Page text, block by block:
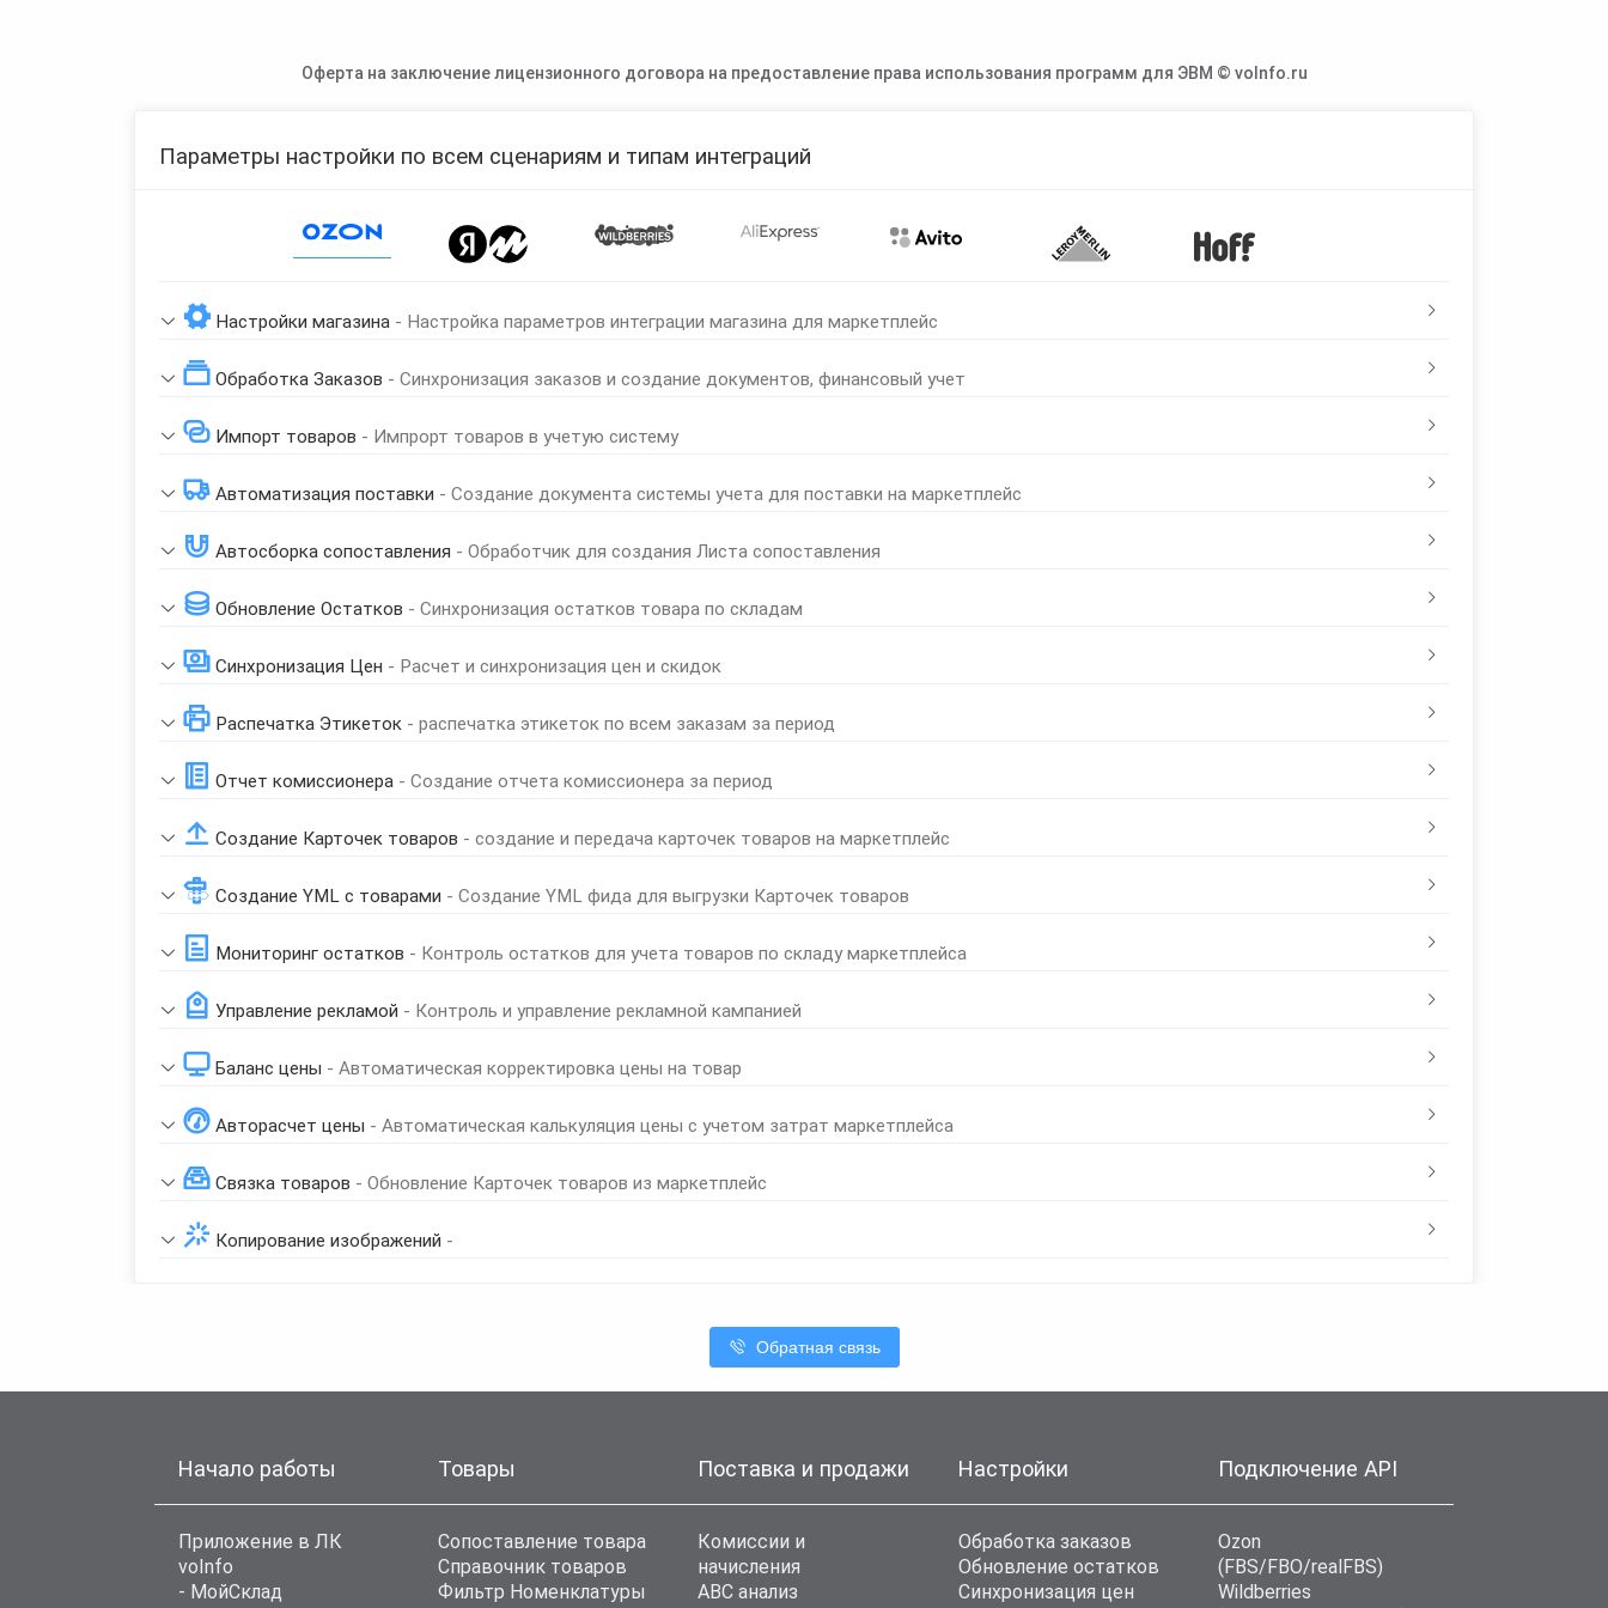
Оферта на заключение лицензионного договора на предоставление права использования программ для ЭВМ © voInfo.ru
Параметры настройки по всем сценариям и типам интеграций
Настройки магазина - Настройка параметров интеграции магазина для маркетплейс
Обработка Заказов - Синхронизация заказов и создание документов, финансовый учет
Импорт товаров - Импрорт товаров в учетую систему
Автоматизация поставки - Создание документа системы учета для поставки на маркетплейс
Автосборка сопоставления - Обработчик для создания Листа сопоставления
Обновление Остатков - Синхронизация остатков товара по складам
Синхронизация Цен - Расчет и синхронизация цен и скидок
Распечатка Этикеток - распечатка этикеток по всем заказам за период
Отчет комиссионера - Создание отчета комиссионера за период
Создание Карточек товаров - создание и передача карточек товаров на маркетплейс
Создание YML с товарами - Создание YML фида для выгрузки Карточек товаров
Мониторинг остатков - Контроль остатков для учета товаров по складу маркетплейса
Управление рекламой - Контроль и управление рекламной кампанией
Баланс цены - Автоматическая корректировка цены на товар
Авторасчет цены - Автоматическая калькуляция цены с учетом затрат маркетплейса
Связка товаров - Обновление Карточек товаров из маркетплейс
Копирование изображений -
Обратная связь
Начало работы
Приложение в ЛК
voInfo
- МойСклад
Товары
Сопоставление товара
Справочник товаров
Фильтр Номенклатуры
Поставка и продажи
Комиссии и
начисления
ABC анализ
Настройки
Обработка заказов
Обновление остатков
Синхронизация цен
Подключение API
Ozon
(FBS/FBO/realFBS)
Wildberries